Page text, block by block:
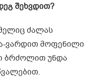
შეხვდით?
ძალას
ვარდით მოფენილი
ბრძოლით უნდა